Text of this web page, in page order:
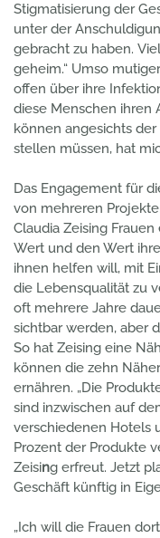
Stigmatisierung der
unter der
gebracht zu haben.
geheim.“ Umso
offen über ihre
diese Menschen ihren
können angesichts
stellen müssen, hat
Das Engagement für
von mehreren
Claudia Zeising Frauen
Wert und den Wert
ihnen helfen will, mit
die Lebensqualität zu
oft mehrere Jahre
sichtbar werden, aber
So hat Zeising eine
können die zehn
ernähren. „Die
sind inzwischen auf
verschiedenen Hotels
Prozent der Produkte
Zeising erfreut. Jetzt
Geschäft künftig in
„Ich will die Frauen